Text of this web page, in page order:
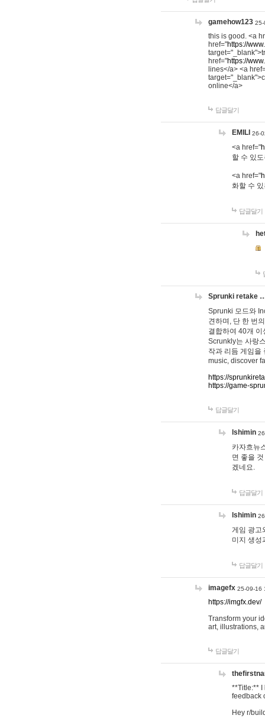
gamehow123 25-
this is good. <a
href="https://
href="https://
lines</a> <a
online</a>
답글달기
EMILI 26-
<a href="
할 수 있
<a href="
화할 수
답글달기
Sprunki retake
Sprunki 모드와
견하며, 단 한 번
결합하여 40개
Scrunkly는 사랑
작과 리듬 게임을
music, discover
https://
https://game-
답글달기
lshimin
카자흐뉴
면 좋을
겠네요.
답글달기
lshimin
게임 광고
미지 생성
답글달기
imagefx 25-09-16
https://imgfx.dev/
Transform your
art, illustrations,
답글달기
**Title:** I
feedback
Hey r/